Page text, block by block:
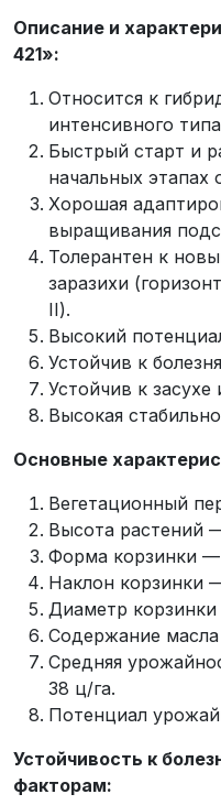
Описание и
421»:
Относится к
интенсивного
Быстрый старт и
начальных этапах
Хорошая
выращивания
Толерантен к
заразихи
II).
Высокий
Устойчив к
Устойчив к
Высокая
Основные
Вегетационный
Высота растений
Форма корзинки —
Наклон корзинки
Диаметр
Содержание
Средняя
38 ц/га.
Потенциал
Устойчивость к
факторам: